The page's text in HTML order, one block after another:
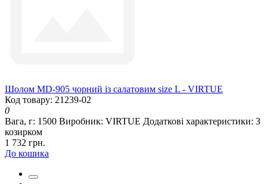
Шолом MD-905 чорний із салатовим size L - VIRTUE
Код товару: 21239-02
0
Вага, г: 1500 Виробник: VIRTUE Додаткові характеристики: З
козирком
1 732 грн.
До кошика